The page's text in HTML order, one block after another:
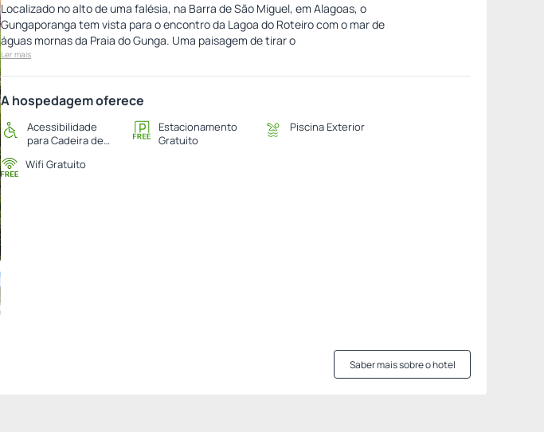
Localizado no alto de uma falésia, na Barra de São Miguel, em Alagoas, o
Gungaporanga tem vista para o encontro da Lagoa do Roteiro com o mar de
águas mornas da Praia do Gunga. Uma paisagem de tirar o
Ler mais
A hospedagem oferece
Acessibilidade
para Cadeira de
Estacionamento
Gratuito
Piscina Exterior
Wifi Gratuito
Saber mais sobre o hotel